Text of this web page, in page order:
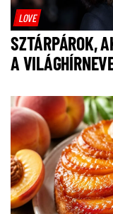
LOVE
SZTÁRPÁROK,
A